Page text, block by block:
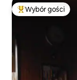
Najpopularniejsze
Wybór gości